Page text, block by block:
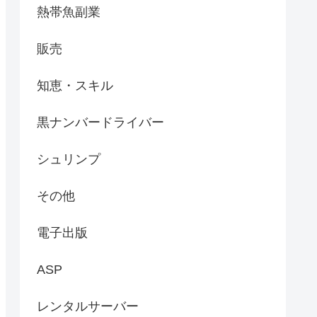
熱帯魚副業
販売
知恵・スキル
黒ナンバードライバー
シュリンプ
その他
電子出版
ASP
レンタルサーバー